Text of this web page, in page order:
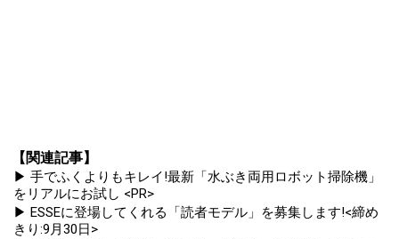
【関連記事】
▶ 手でふくよりもキレイ!最新「水ぶき両用ロボット掃除機」
をリアルにお試し <PR>
▶ ESSEに登場してくれる「読者モデル」を募集します!<締め
きり:9月30日>